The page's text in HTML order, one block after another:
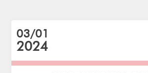
03/01
2024